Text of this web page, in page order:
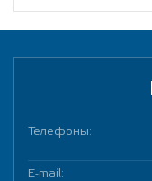
Телефоны:
E-mail: